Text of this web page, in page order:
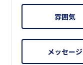
雰囲気
メッセージ